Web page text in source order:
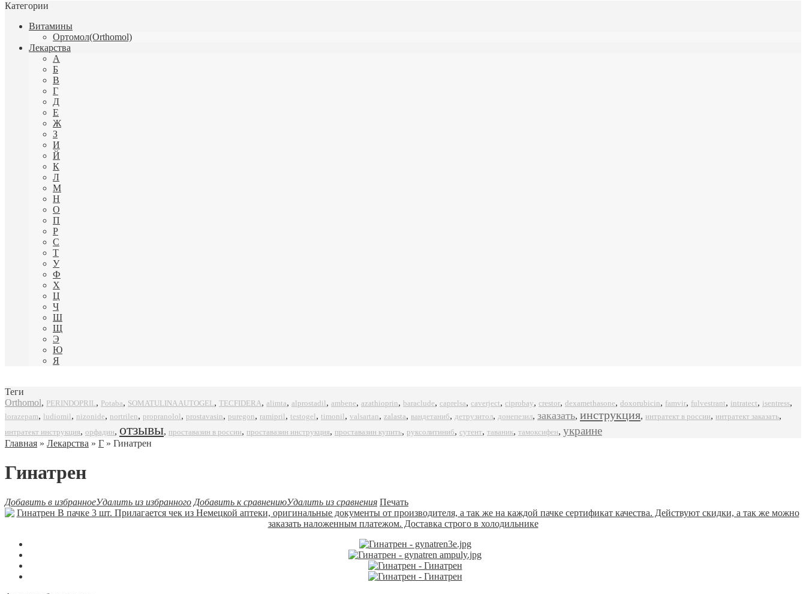
Категории
Витамины
Ортомол(Orthomol)
Лекарства
А
Б
В
Г
Д
Е
Ж
З
И
Й
К
Л
М
Н
О
П
Р
С
Т
У
Ф
Х
Ц
Ч
Ш
Щ
Э
Ю
Я
Теги
Orthomol, PERINDOPRIL, Potaba, SOMATULINA AUTOGEL, TECFIDERA, alimta, alprostadil, ambene, azathioprin, baraclude, caprelsa, caverject, ciprobay, crestor, dexamethasone, doxorubicin, famvir, fulvestrant, intratect, isentress,
lorazepam, ludiomil , nizonide, nortrilen, propranolol, prostavasin, puregon, ramipril, testogel , timonil, valsartan, zalasta, вандетаниб, детрузитол, донепезил, заказать, инструкция, интратект в россии, интратект заказать,
интратект инструкция, орфадин, отзывы, проставазин в россии, проставазин инструкция, проставазин купить, руксолитиниб, сутент, таваник, тамоксифен, украине
Главная » Лекарства » Г » Гинатрен
Гинатрен
Добавить в избранноеУдалить из избранного Добавить к сравнениюУдалить из сравнения Печать